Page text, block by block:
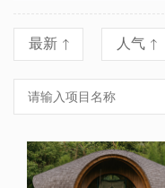
最新  人气 